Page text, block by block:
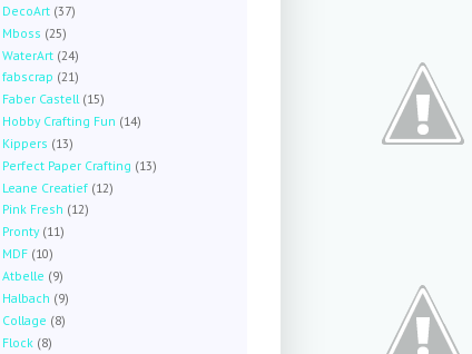
DecoArt (37)
Mboss (25)
WaterArt (24)
fabscrap (21)
Faber Castell (15)
Hobby Crafting Fun (14)
Kippers (13)
Perfect Paper Crafting (13)
Leane Creatief (12)
Pink Fresh (12)
Pronty (11)
MDF (10)
Atbelle (9)
Halbach (9)
Collage (8)
Flock (8)